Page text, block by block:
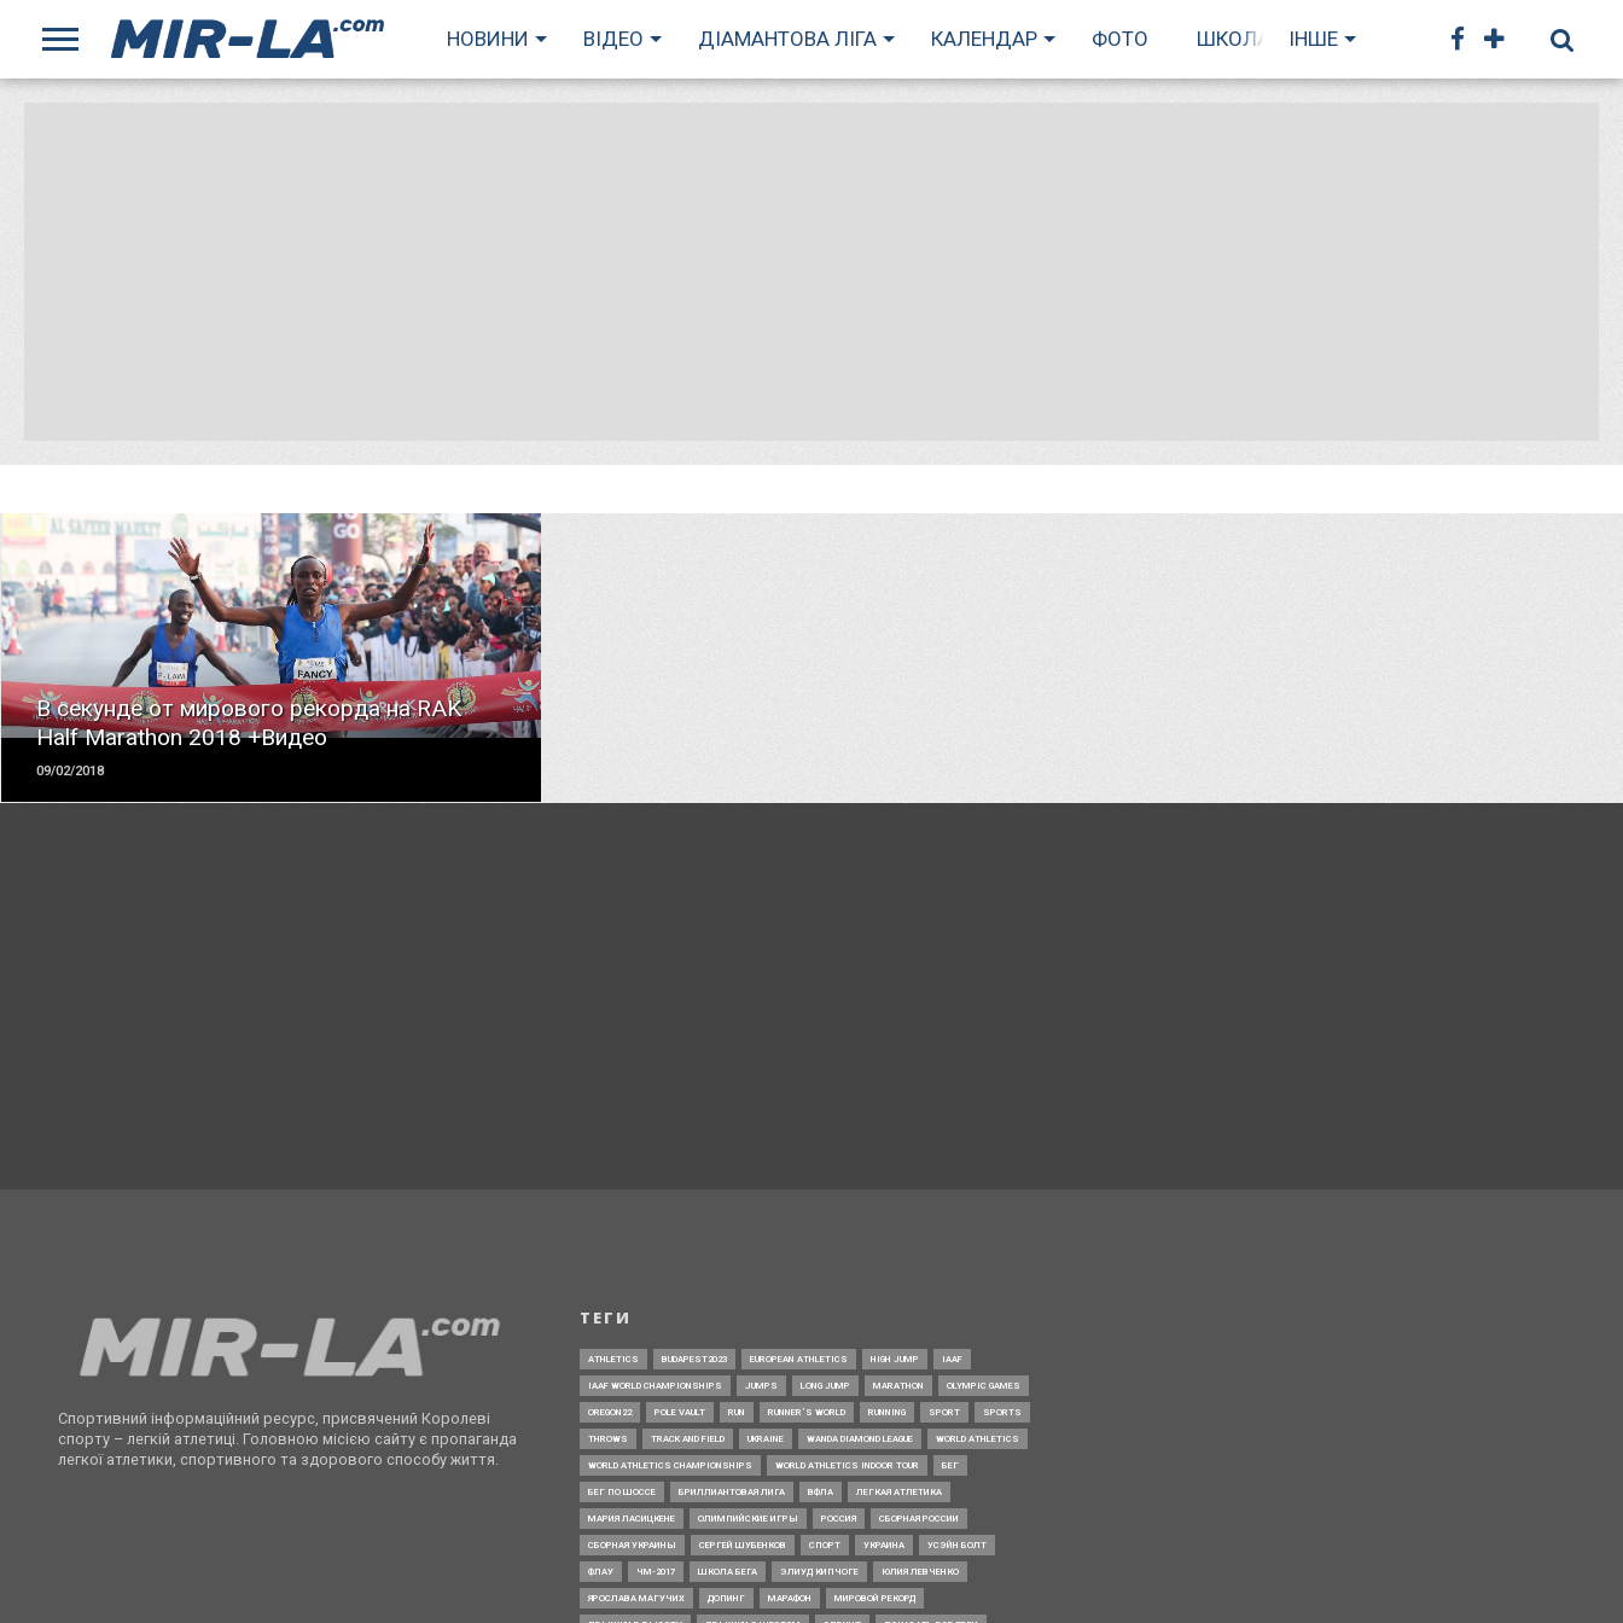
НОВИНИ ВІДЕО ДІАМАНТОВА ЛІГА КАЛЕНДАР ФОТО ШКОЛА БІГУ
ІНШЕ
В секунде от мирового рекорда на RAK
Half Marathon 2018 +Видео
09/02/2018
ЧИТАТЬ
Спортивний інформаційний ресурс, присвячений Королеві
спорту – легкій атлетиці. Головною місією сайту є пропаганда
легкої атлетики, спортивного та здорового способу життя.
ТЕГИ
ATHLETICS BUDAPEST2023 EUROPEAN ATHLETICS HIGH JUMP IAAF
IAAF WORLD CHAMPIONSHIPS JUMPS LONG JUMP MARATHON OLYMPIC GAMES
OREGON22 POLE VAULT RUN RUNNER’S WORLD RUNNING SPORT SPORTS
THROWS TRACK AND FIELD UKRAINE WANDA DIAMOND LEAGUE WORLD ATHLETICS
WORLD ATHLETICS CHAMPIONSHIPS WORLD ATHLETICS INDOOR TOUR БЕГ
БЕГ ПО ШОССЕ БРИЛЛИАНТОВАЯ ЛИГА ВФЛА ЛЕГКАЯ АТЛЕТИКА
МАРИЯ ЛАСИЦКЕНЕ ОЛИМПИЙСКИЕ ИГРЫ РОССИЯ СБОРНАЯ РОССИИ
СБОРНАЯ УКРАИНЫ СЕРГЕЙ ШУБЕНКОВ СПОРТ УКРАИНА УСЭЙН БОЛТ
ФЛАУ ЧМ-2017 ШКОЛА БЕГА ЭЛИУД КИПЧОГЕ ЮЛИЯ ЛЕВЧЕНКО
ЯРОСЛАВА МАГУЧИХ ДОПИНГ МАРАФОН МИРОВОЙ РЕКОРД